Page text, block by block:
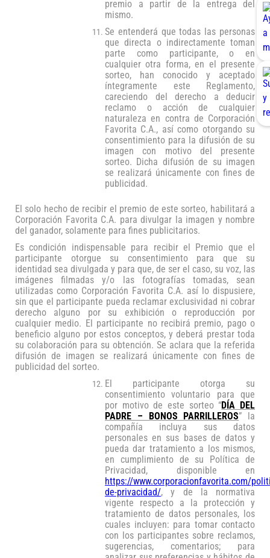
premio a partir de la entrega del
mismo.
Se entenderá que todas las personas
que directa o indirectamente toman
parte como participante, o en
cualquier otra forma, en el presente
sorteo, han conocido y aceptado
íntegramente este Reglamento,
careciendo del derecho a deducir
reclamo o acción de cualquier
naturaleza en contra de Corporación
Favorita C.A., así como otorgando su
consentimiento para la difusión de su
imagen con motivo del presente
sorteo. Dicha difusión de su imagen
se realizará únicamente con fines de
publicidad.
El solo hecho de recibir el premio de este sorteo, habilitará a
Corporación Favorita C.A. para divulgar la imagen y nombre
del ganador, solamente para fines publicitarios.
Es condición indispensable para recibir el Premio que el
participante otorgue su consentimiento para que su
identidad sea divulgada y para que, de ser el caso, su voz, las
imágenes filmadas y/o las fotografías tomadas, sean
utilizadas como Corporación Favorita C.A. así lo dispusiere,
sin que el participante pueda reclamar exclusividad ni cobrar
derecho alguno por su exhibición o reproducción por
cualquier medio. El participante no recibirá premio, pago o
beneficio alguno por estos conceptos, y deberá prestar toda
su colaboración para su obtención. Se aclara que la referida
difusión de imagen se realizará únicamente con fines de
publicidad del sorteo.
El participante otorga su
consentimiento voluntario para que
por motivo de este sorteo “DÍA DEL
PADRE – BONOS PARRILLEROS” la
compañía incluya sus datos
personales en sus bases de datos y
pueda dar tratamiento a los mismos,
en cumplimiento de su Política de
Privacidad, disponible en
https://www.corporacionfavorita.com/
de-privacidad/, y de la normativa
vigente respecto a la protección y
tratamiento de datos personales, los
cuales incluyen: para tomar contacto
con los participantes sobre reclamos,
sugerencias, comentarios; para